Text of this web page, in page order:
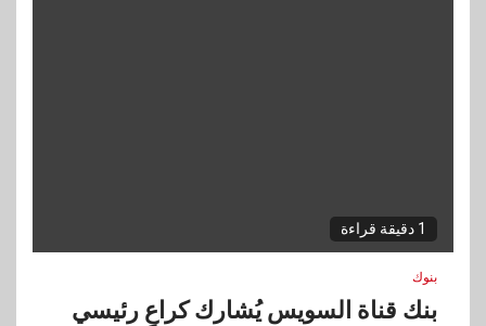
1 دقيقة قراءة
بنوك
بنك قناة السويس يُشارك كراعٍ رئيسي